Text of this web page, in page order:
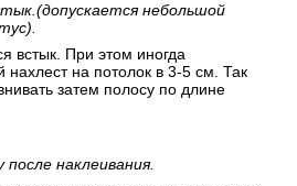
небольшой
встык. При этом иногда
нахлест на потолок в 3-5 см. Так
затем полосу по длине
наклеивания.